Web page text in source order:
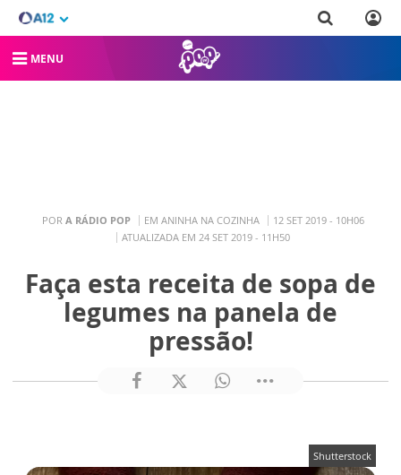
MENU
POR A RÁDIO POP EM ANINHA NA COZINHA
12 SET 2019 - 10H06
ATUALIZADA EM 24 SET 2019 - 11H50
Faça esta receita de sopa de
legumes na panela de
pressão!
Shutterstock